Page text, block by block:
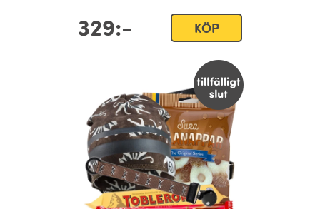
329:- KÖP